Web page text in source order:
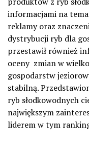
informacjami na
reklamy oraz
dystrybucji ryb dla
przestawił również
oceny zmian w
gospodarstw
stabilną.
ryb słodkowodnych
największym
liderem w tym